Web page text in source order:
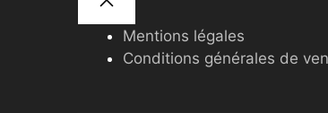
Mentions légales
Conditions générales de